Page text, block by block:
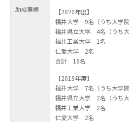
助成実績
【2020年度】
福井大学 9名（うち大学院
福井県立大学 4名（うち大
福井工業大学 1名
仁愛大学 2名
合計 16名
【2019年度】
福井大学 7名（うち大学院
福井県立大学 2名（うち大
福井工業大学 2名
仁愛大学 2名